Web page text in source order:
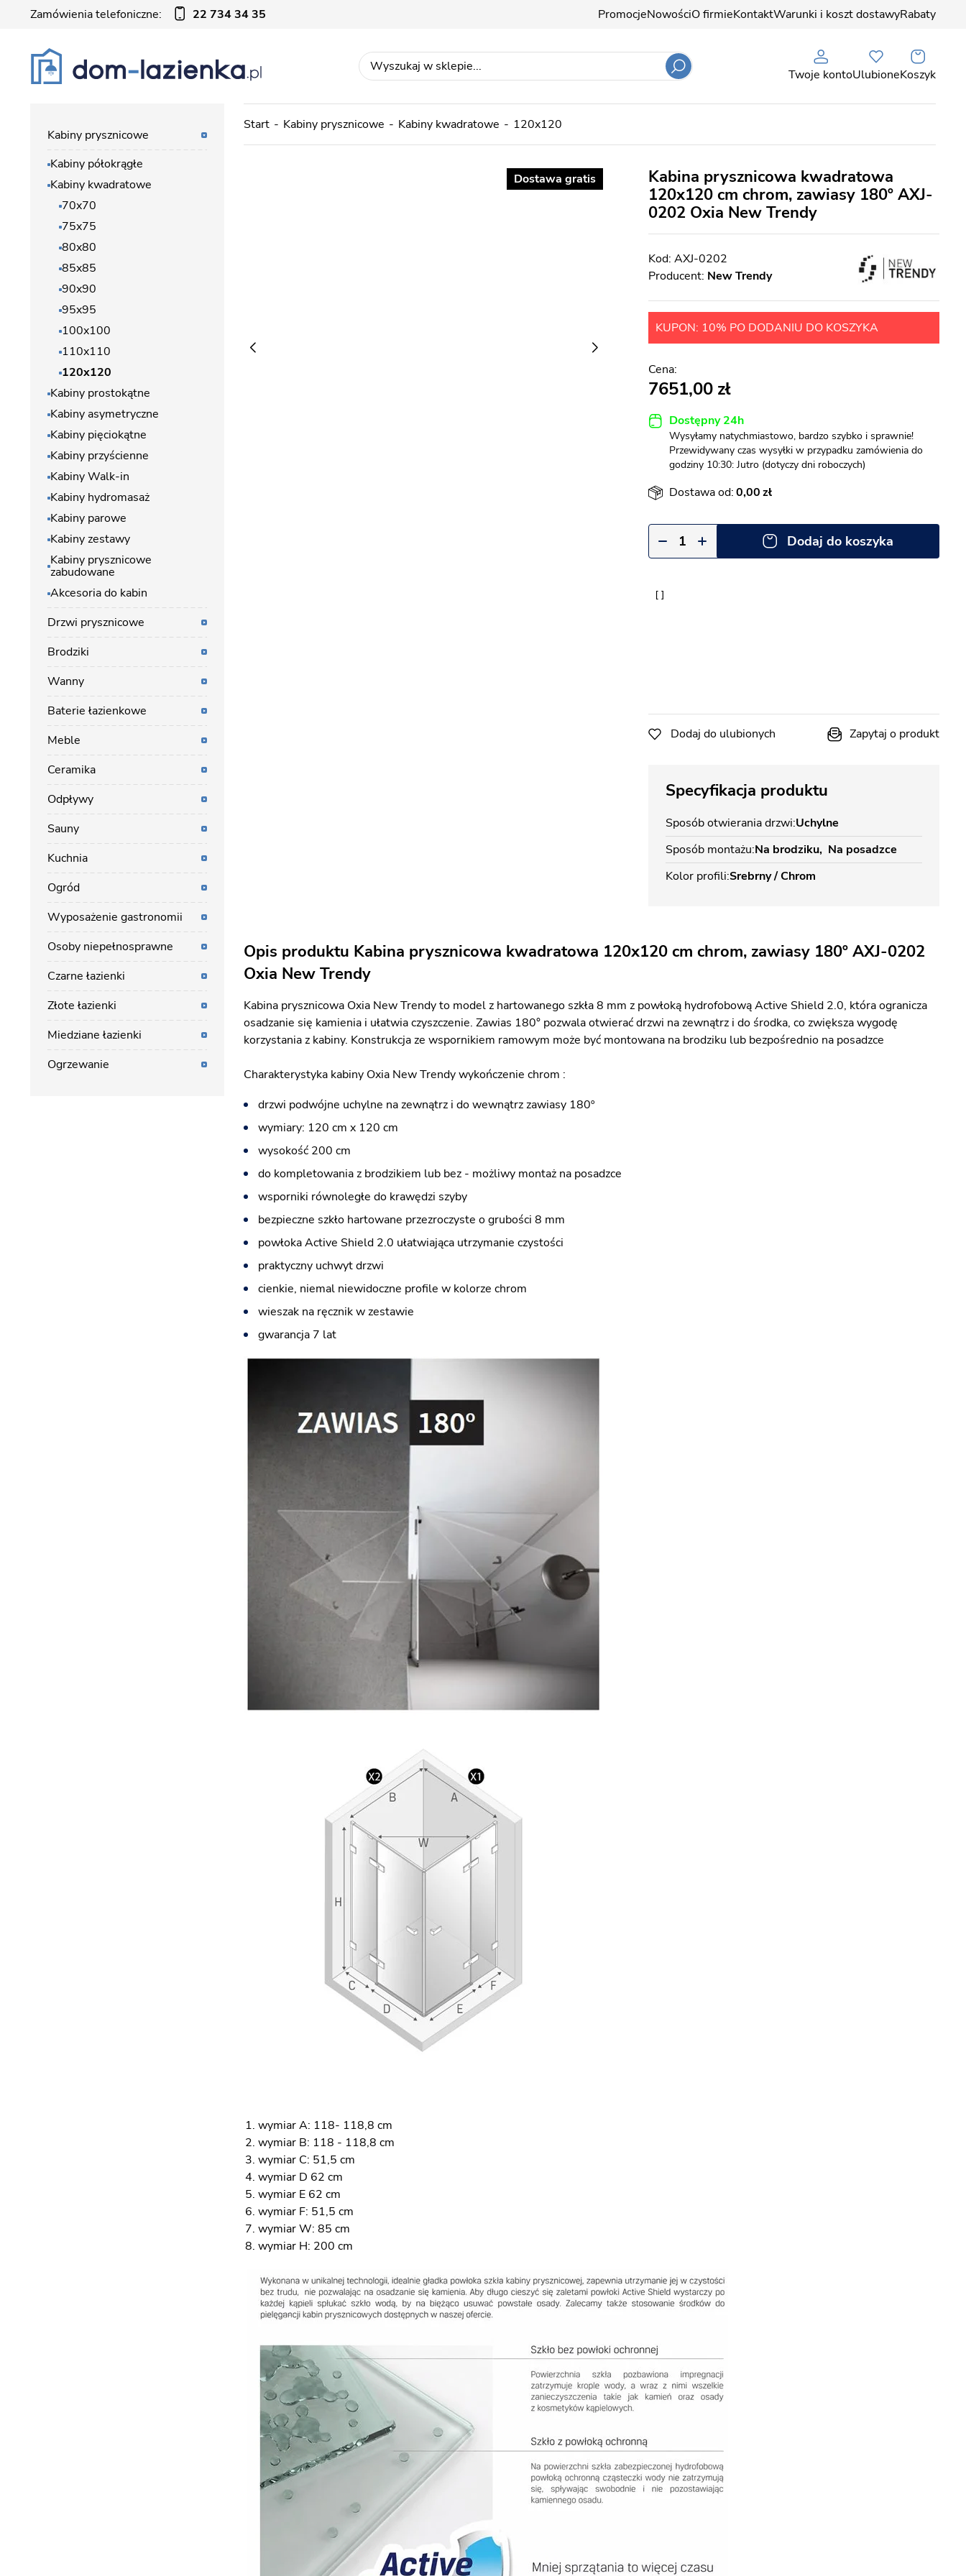
Zamówienia telefoniczne: 22 734 34 35 PromocjeNowościO firmieKontaktWarunki i koszt dostawyRabaty
Twoje kontoUlubioneKoszyk
Start Kabiny prysznicowe Kabiny kwadratowe 120x120
Dostawa gratis
Kabina prysznicowa kwadratowa
120x120 cm chrom, zawiasy 180º AXJ-
0202 Oxia New Trendy
AXJ-0202
Producent: New Trendy
KUPON: 10% PO DODANIU DO KOSZYKA
7651,00
Dostępny 24h
Wysyłamy natychmiastowo, bardzo szybko i sprawnie!
Przewidywany czas wysyłki w przypadku zamówienia do
godziny 10:30: Jutro (dotyczy dni roboczych)
Dostawa od:0,00
Dodaj do koszyka
Dodaj do ulubionych Zapytaj o produkt
Specyfikacja produktu
Sposób otwierania drzwi Uchylne
Sposób montażu Na brodziku Na posadzce
Kolor profili Srebrny / Chrom
Opis produktu Kabina prysznicowa kwadratowa 120x120 cm chrom, zawiasy 180º AXJ-0202
Oxia New Trendy
Kabina prysznicowa Oxia New Trendy to model z hartowanego szkła 8 mm z powłoką hydrofobową Active Shield 2.0, która ogranicza
osadzanie się kamienia i ułatwia czyszczenie. Zawias 180° pozwala otwierać drzwi na zewnątrz i do środka, co zwiększa wygodę
korzystania z kabiny. Konstrukcja ze wspornikiem ramowym może być montowana na brodziku lub bezpośrednio na posadzce
Charakterystyka kabiny Oxia New Trendy wykończenie chrom :
drzwi podwójne uchylne na zewnątrz i do wewnątrz zawiasy 180º
wymiary: 120 cm x 120 cm
wysokość 200 cm
do kompletowania z brodzikiem lub bez - możliwy montaż na posadzce
wsporniki równoległe do krawędzi szyby
bezpieczne szkło hartowane przezroczyste o grubości 8 mm
powłoka Active Shield 2.0 ułatwiająca utrzymanie czystości
praktyczny uchwyt drzwi
cienkie, niemal niewidoczne profile w kolorze chrom
wieszak na ręcznik w zestawie
gwarancja 7 lat
wymiar A: 118- 118,8 cm
wymiar B: 118 - 118,8 cm
wymiar C: 51,5 cm
wymiar D 62 cm
wymiar E 62 cm
wymiar F: 51,5 cm
wymiar W: 85 cm
wymiar H: 200 cm
Kabiny prysznicowe
Kabiny półokrągłe
Kabiny kwadratowe
70x70
75x75
80x80
85x85
90x90
95x95
100x100
110x110
120x120
Kabiny prostokątne
Kabiny asymetryczne
Kabiny pięciokątne
Kabiny przyścienne
Kabiny Walk-in
Kabiny hydromasaż
Kabiny parowe
Kabiny zestawy
Kabiny prysznicowe
zabudowane
Akcesoria do kabin
Drzwi prysznicowe
Brodziki
Wanny
Baterie łazienkowe
Meble
Ceramika
Odpływy
Sauny
Kuchnia
Ogród
Wyposażenie gastronomii
Osoby niepełnosprawne
Czarne łazienki
Złote łazienki
Miedziane łazienki
Ogrzewanie